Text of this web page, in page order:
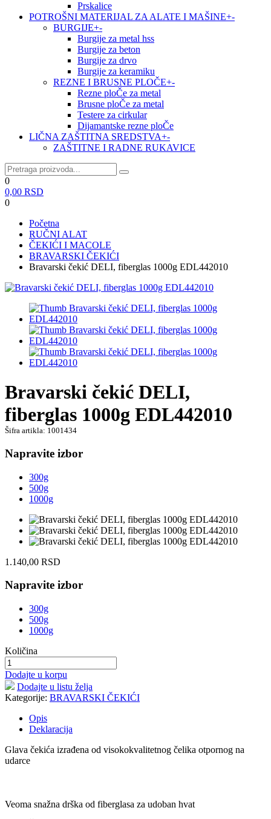
Prskalice
POTROŠNI MATERIJAL ZA ALATE I MAŠINE+-
BURGIJE+-
Burgije za metal hss
Burgije za beton
Burgije za drvo
Burgije za keramiku
REZNE I BRUSNE PLOČE+-
Rezne ploČe za metal
Brusne ploČe za metal
Testere za cirkular
Dijamantske rezne ploČe
LIČNA ZAŠTITNA SREDSTVA+-
ZAŠTITNE I RADNE RUKAVICE
0
0,00 RSD
0
Početna
RUČNI ALAT
ČEKIĆI I MACOLE
BRAVARSKI ČEKIĆI
Bravarski čekić DELI, fiberglas 1000g EDL442010
Bravarski čekić DELI,
fiberglas 1000g EDL442010
Šifra artikla: 1001434
Napravite izbor
300g
500g
1000g
1.140,00 RSD
Napravite izbor
300g
500g
1000g
Količina
Dodajte u korpu
Dodajte u listu želja
Kategorije: BRAVARSKI ČEKIĆI
Opis
Deklaracija
Glava čekića izrađena od visokokvalitetnog čelika otpornog na
udarce
Veoma snažna drška od fiberglasa za udoban hvat